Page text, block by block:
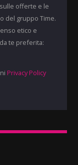
offerte e le
del gruppo Time.
etico e
te preferita:
Privacy Policy